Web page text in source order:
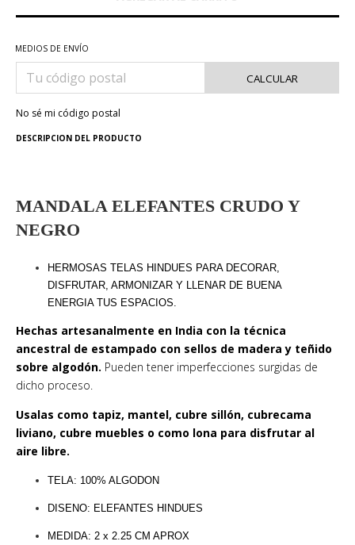
MEDIOS DE ENVÍO
CALCULAR
No sé mi código postal
DESCRIPCION DEL PRODUCTO
MANDALA ELEFANTES CRUDO Y
NEGRO
HERMOSAS TELAS HINDUES PARA DECORAR,
DISFRUTAR, ARMONIZAR Y LLENAR DE BUENA
ENERGIA TUS ESPACIOS.
Hechas artesanalmente en India con la técnica
ancestral de estampado con sellos de madera y teñido
sobre algodón. Pueden tener imperfecciones surgidas de
dicho proceso.
Usalas como tapiz, mantel, cubre sillón, cubrecama
liviano, cubre muebles o como lona para disfrutar al
aire libre.
TELA: 100% ALGODON
DISENO: ELEFANTES HINDUES
MEDIDA: 2 x 2.25 CM APROX